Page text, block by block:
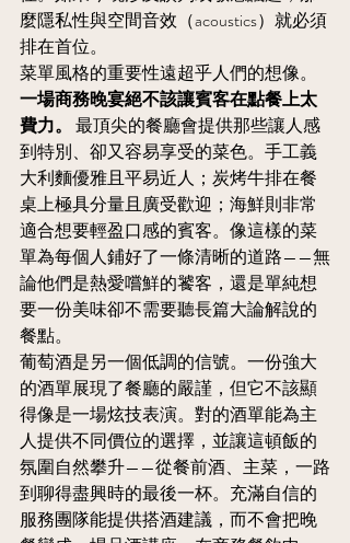
麼隱私性與空間音效（acoustics）就必須
排在首位。
菜單風格的重要性遠超乎人們的想像。
一場商務晚宴絕不該讓賓客在點餐上太
費力。 最頂尖的餐廳會提供那些讓人感
到特別、卻又容易享受的菜色。手工義
大利麵優雅且平易近人；炭烤牛排在餐
桌上極具分量且廣受歡迎；海鮮則非常
適合想要輕盈口感的賓客。像這樣的菜
單為每個人鋪好了一條清晰的道路——無
論他們是熱愛嚐鮮的饕客，還是單純想
要一份美味卻不需要聽長篇大論解說的
餐點。
葡萄酒是另一個低調的信號。一份強大
的酒單展現了餐廳的嚴謹，但它不該顯
得像是一場炫技表演。對的酒單能為主
人提供不同價位的選擇，並讓這頓飯的
氛圍自然攀升——從餐前酒、主菜，一路
到聊得盡興時的最後一杯。充滿自信的
服務團隊能提供搭酒建議，而不會把晚